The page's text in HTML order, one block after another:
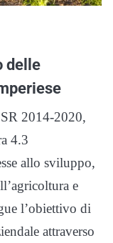
delle
2014-2020,
4.3
allo sviluppo,
e
l’obiettivo di
attraverso